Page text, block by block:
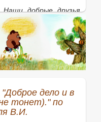
Наши добрые друзья.
здоровьекто-н.
товар. Д. молодец.
время (о прошлом;
память.
не меньший, чем
или
добрых десять
дело и в
тонет)." по
В.И.